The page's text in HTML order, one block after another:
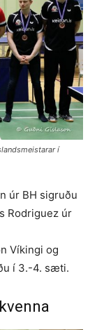
í
úr BH sigruðu
Rodriguez úr
Víkingi og
í 3.-4. sæti.